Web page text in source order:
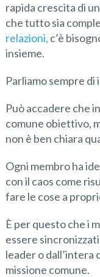
rapida crescita di
che tutto sia
relazioni, c’è
insieme.
Parliamo sempre di
Può accadere che
comune obiettivo,
non è ben chiara
Ogni membro ha
con il caos come
fare le cose a
È per questo che i
essere sincronizzati
leader o dall’intera
missione comune.